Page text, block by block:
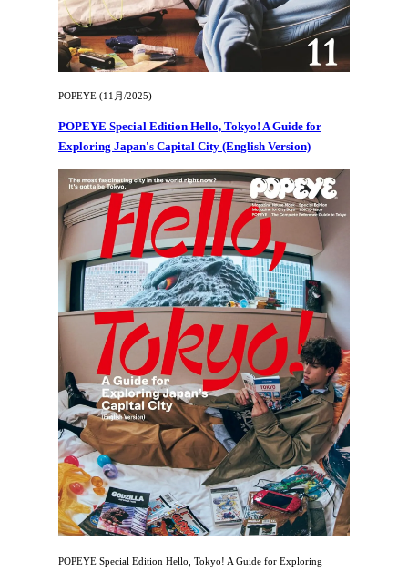
POPEYE (11月/2025)
POPEYE Special Edition Hello, Tokyo! A Guide for
Exploring Japan's Capital City (English Version)
POPEYE Special Edition Hello, Tokyo! A Guide for Exploring